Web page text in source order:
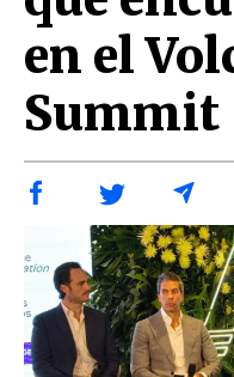
en el
Summit